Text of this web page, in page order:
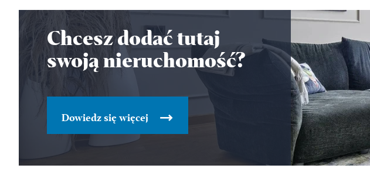
Chcesz dodać tutaj
swoją nieruchomość?
Dowiedz się więcej